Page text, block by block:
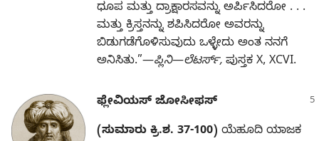
ಧೂಪ ಮತ್ತು ದ್ರಾಕ್ಷಾರಸವನ್ನು ಅರ್ಪಿಸಿದರೋ . . .
ಮತ್ತು ಕ್ರಿಸ್ತನನ್ನು ಶಪಿಸಿದರೋ ಅವರನ್ನು
ಬಿಡುಗಡೆಗೊಳಿಸುವುದು ಒಳ್ಳೇದು ಅಂತ ನನಗೆ
ಅನಿಸಿತು.”—ಪ್ಲಿನಿ—ಲೆಟರ್ಸ್‌, ಪುಸ್ತಕ X, XCVI.
ಫ್ಲೇವಿಯಸ್‌ ಜೋಸೀಫಸ್‌
(ಸುಮಾರು ಕ್ರಿ.ಶ. 37-100) ಯೆಹೂದಿ ಯಾಜಕ